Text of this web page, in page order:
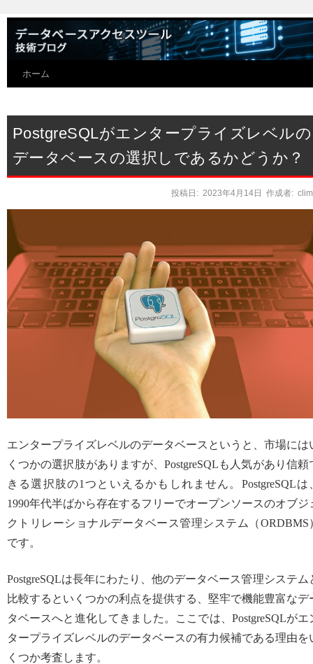
ホーム
PostgreSQLがエンタープライズレベルの
データベースの選択しであるかどうか？
投稿日: 2023年4月14日 作成者:
エンタープライズレベルのデータベースというと、市場には
くつかの選択肢がありますが、PostgreSQLも人気があり信頼
きる選択肢の1つといえるかもしれません。PostgreSQLは
1990年代半ばから存在するフリーでオープンソースのオブジ
クトリレーショナルデータベース管理システム（ORDBMS
です。
PostgreSQLは長年にわたり、他のデータベース管理システム
比較するといくつかの利点を提供する、堅牢で機能豊富なデ
タベースへと進化してきました。ここでは、PostgreSQLがエ
タープライズレベルのデータベースの有力候補である理由を
くつか考査します。